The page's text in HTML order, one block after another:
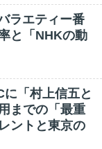
ラエティー番
と「NHKの動
に「村上信五と
までの「最重
ントと東京の